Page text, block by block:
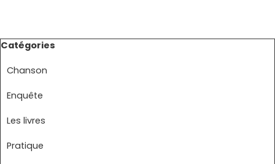
Sauter le bloc Catégories
Catégories
Chanson
Enquête
Les livres
Pratique